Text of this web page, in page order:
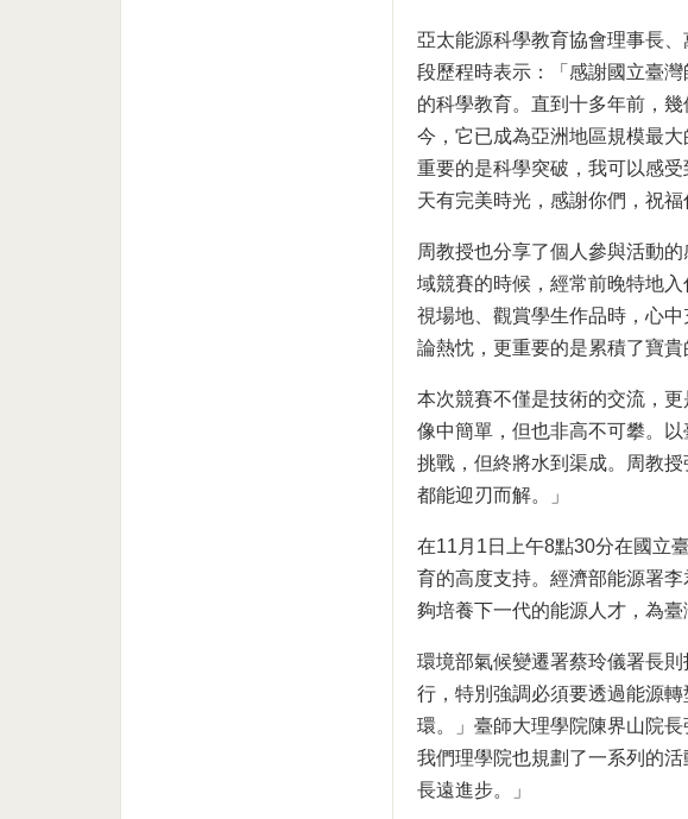
亞太能源科學教育協會理事長
段歷程時表示：「感謝國立臺
的科學教育。直到十多年前，
今，它已成為亞洲地區規模最
重要的是科學突破，我可以感
天有完美時光，感謝你們，祝福
周教授也分享了個人參與活動
域競賽的時候，經常前晚特地
視場地、觀賞學生作品時，心
論熱忱，更重要的是累積了寶
本次競賽不僅是技術的交流，
像中簡單，但也非高不可攀。
挑戰，但終將水到渠成。周教
都能迎刃而解。」
在11月1日上午8點30分在國立
育的高度支持。經濟部能源署
夠培養下一代的能源人才，為
環境部氣候變遷署蔡玲儀署長
行，特別強調必須要透過能源
環。」臺師大理學院陳界山院
我們理學院也規劃了一系列的
長遠進步。」